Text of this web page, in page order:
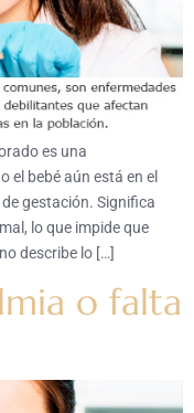
es una
bebé aún está en el
gestación. Significa
lo que impide que
describe lo […]
o falta